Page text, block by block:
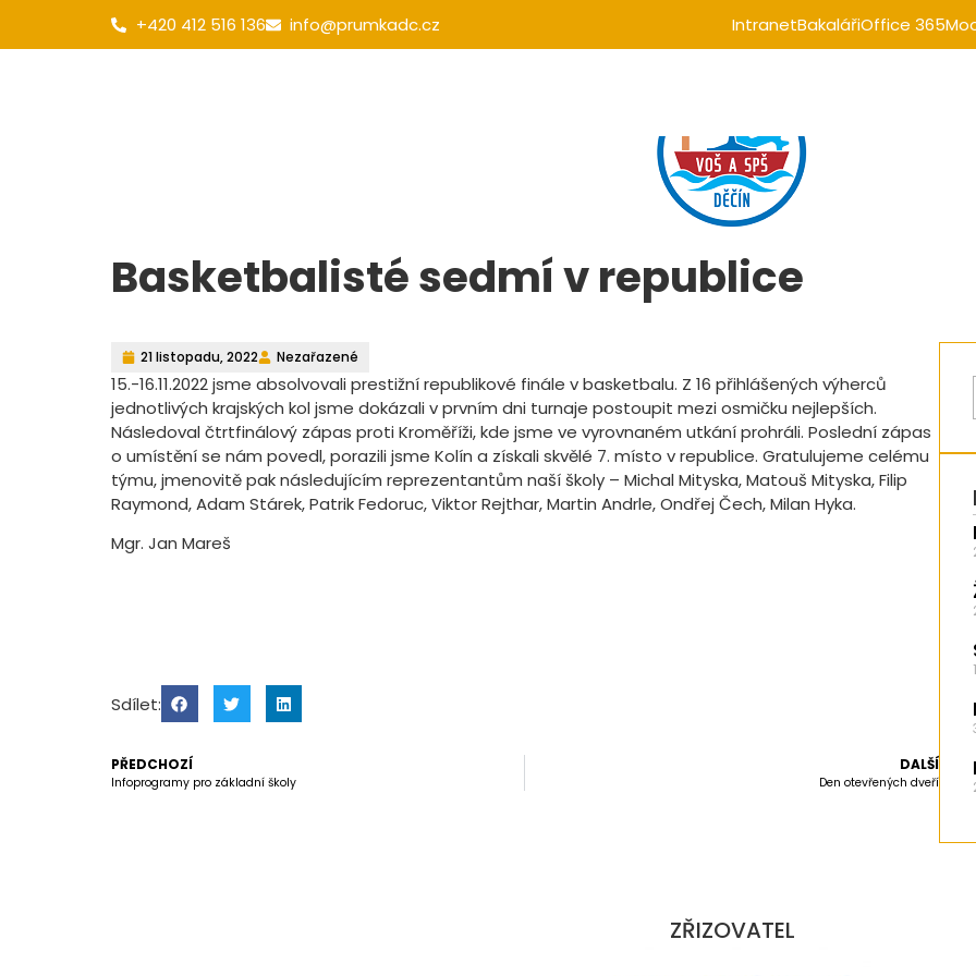
+420 412 516 136 info@prumkadc.cz IntranetBakalářiOffice 365
Basketbalisté sedmí v republice
21 listopadu, 2022 Nezařazené
15.-16.11.2022 jsme absolvovali prestižní republikové finále v basketbalu. Z 16 přihlášených výherců
jednotlivých krajských kol jsme dokázali v prvním dni turnaje postoupit mezi osmičku nejlepších.
Následoval čtrtfinálový zápas proti Kroměříži, kde jsme ve vyrovnaném utkání prohráli. Poslední zápas
o umístění se nám povedl, porazili jsme Kolín a získali skvělé 7. místo v republice. Gratulujeme celému
týmu, jmenovitě pak následujícím reprezentantům naší školy – Michal Mityska, Matouš Mityska, Filip
Raymond, Adam Stárek, Patrik Fedoruc, Viktor Rejthar, Martin Andrle, Ondřej Čech, Milan Hyka.
Mgr. Jan Mareš
Sdílet:
PŘEDCHOZÍ
Infoprogramy pro základní školy
DALŠÍ
Den otevřených dveří
ZŘIZOVATEL